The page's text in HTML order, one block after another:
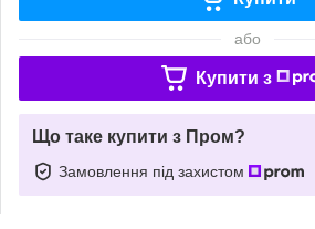
або
Купити з
Що таке купити з Пром?
Замовлення під захистом